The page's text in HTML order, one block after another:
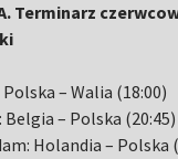
Terminarz
Polska – Walia (18:00)
– Polska (20:45)
Holandia – Polska